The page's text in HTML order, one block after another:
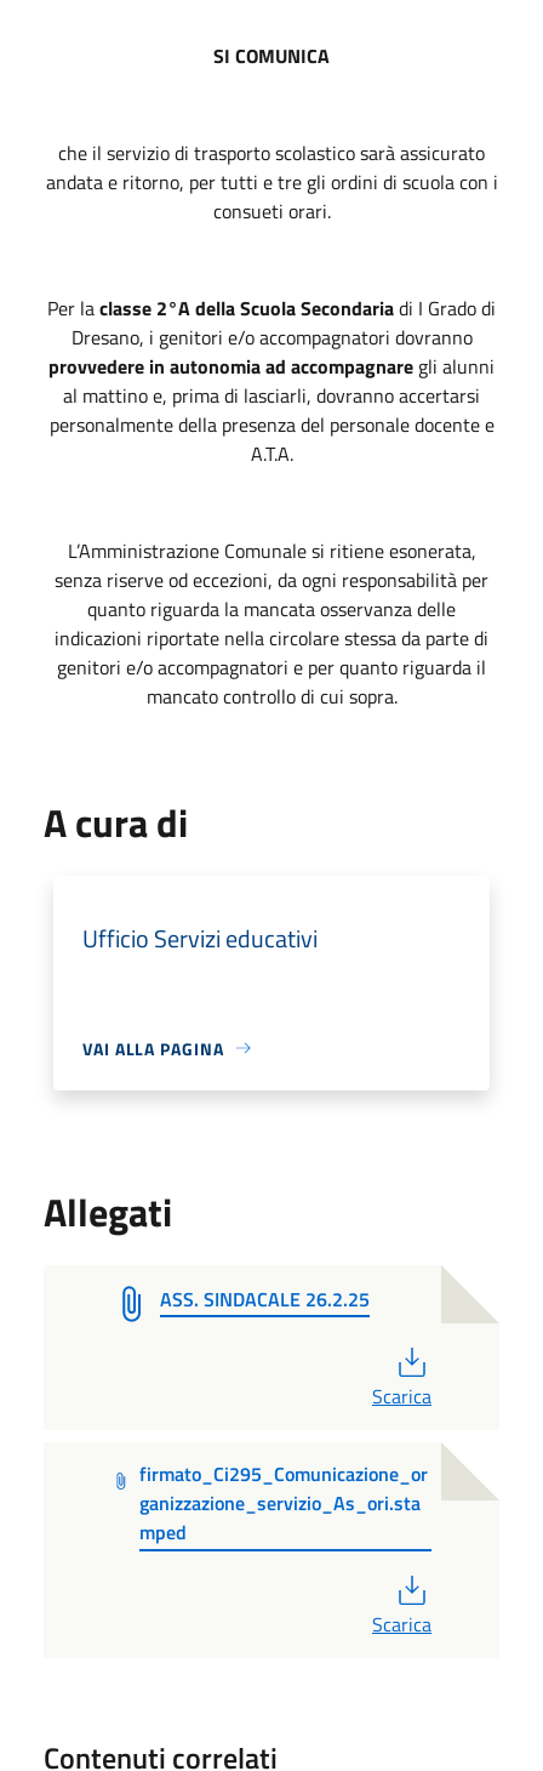
SI COMUNICA
che il servizio di trasporto scolastico sarà assicurato
andata e ritorno, per tutti e tre gli ordini di scuola con i
consueti orari.
Per laclasse 2°Adella Scuola Secondariadi I Grado di
Dresano, i genitori e/o accompagnatori dovranno
provvedere in autonomia ad accompagnare gli alunni
al mattino e, prima di lasciarli, dovranno accertarsi
personalmente della presenza del personale docente e
A.T.A.
L’Amministrazione Comunale si ritiene esonerata,
senza riserve od eccezioni, da ogni responsabilità per
quanto riguarda la mancata osservanza delle
indicazioni riportate nella circolare stessa da parte di
genitori e/o accompagnatori e per quanto riguarda il
mancato controllo di cui sopra.
A cura di
Ufficio Servizi educativi
VAI ALLA PAGINA
Allegati
ASS. SINDACALE 26.2.25
Scarica
firmato_Ci295_Comunicazione_or
ganizzazione_servizio_As_ori.sta
mped
Scarica
Contenuti correlati